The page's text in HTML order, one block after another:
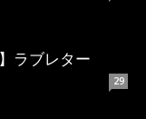
ラブレター
29